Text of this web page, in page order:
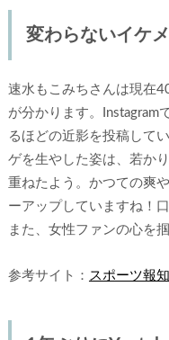
変わらないイケ
速水もこみちさんは現在
が分かります。Instagram
るほどの近影を投稿して
ゲを生やした姿は、若か
重ねたよう。かつての爽
ーアップしていますね！
また、女性ファンの心を
参考サイト： スポーツ報知